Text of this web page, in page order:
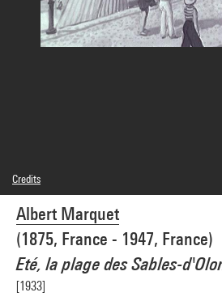
Albert Marquet
(1875, France - 1947, France)
Eté, la plage des Sables-
[1933]
Credits
Domaine public
Photo credits : Réunion des Musées Nationaux/
Réunion des Musées Nationaux/Dist.
Image reference : 1A20811 [75 DN 5522]